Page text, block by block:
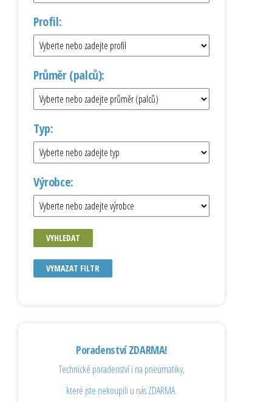
Profil:
Průměr (palců):
Typ:
Výrobce:
VYHLEDAT
VYMAZAT FILTR
Poradenství ZDARMA!
Technické poradenství i na pneumatiky,
které jste nekoupili u nás ZDARMA.